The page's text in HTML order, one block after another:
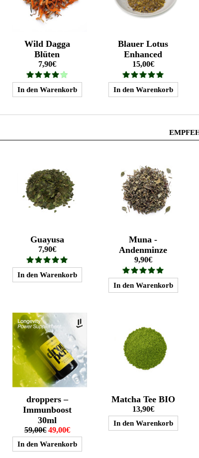
Wild Dagga
Blüten
7,90€
Blauer Lotus
Enhanced
15,00€
Guayusa
7,90€
Muna -
Andenminze
9,90€
droppers –
Immunboost
30ml
59,00€ 49,00€
Matcha Tee BIO
13,90€